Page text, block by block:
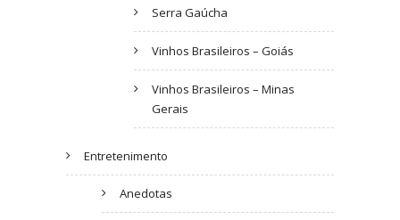
Serra Gaúcha
Vinhos Brasileiros – Goiás
Vinhos Brasileiros – Minas
Gerais
Entretenimento
Anedotas